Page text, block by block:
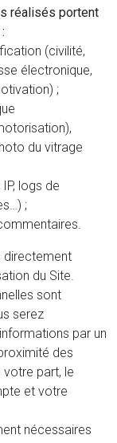
réalisés portent
(civilité,
électronique,
;
du vitrage
logs de
;
directement
du Site.
sont
serez
par un
des
part, le
et votre
nécessaires